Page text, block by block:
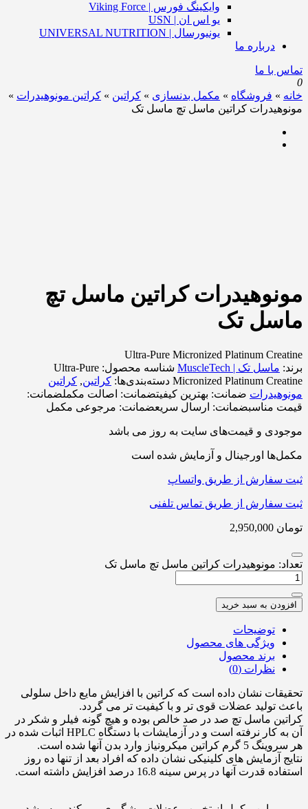
وایکینگ فورس | Viking Force
یو اس ان | USN
یونیورسال | UNIVERSAL NUTRITION
درباره ما
تماس با ما
0
خانه » فروشگاه » مکمل بدنسازی » کراتین » کراتین مونوهیدرات »
مونوهیدرات کراتین ماسل تچ ماسل تک
مونوهیدرات کراتین ماسل تچ
ماسل تک
Ultra-Pure Micronized Platinum Creatine
برند: ماسل تک | MuscleTech شناسه محصول: Ultra-Pure
Micronized Platinum Creatine دسته‌بندی‌ها: کراتین, کراتین
مونوهیدرات ضمانت: بهترین کیفیتضمانت: اصالت مکملضمانت:
قیمت مناسبضمانت: ارسال سریعضمانت: مرجوعی مکمل
موجودی و قیمت‌های سایت به روز می باشد
مکمل‌ها اورجینال و آزمایش شده است
ثبت سفارش از طریق واتساپ
ثبت سفارش از طریق تماس تلفنی
تومان
تعداد: مونوهیدرات کراتین ماسل تچ ماسل تک
افزودن به سبد خرید
توضیحات
ویژگی های محصول
برند محصول
نظرات (0)
تحقیقات نشان داده است که کراتین با افزایش مایع داخل سلولی
باعث تولید عضلات قوی تر و با کیفیت تر می گردد.
کراتین ماسل تچ صد در صد خالص بوده و هیچ گونه فیلر و شکر در
آن به کار نرفته است و در آزمایشات با دستگاه HPLC اثبات شده در
هر سروینگ 5 گرم کراتین میکرونیاز وارد بدن آنها شده است.
نتایج آزمایش های کلینیکی نشان داده که افراد بعد از تنها ده روز
استفاده قدرت آنها در پرس سینه 16.8 درصد افزایش داشته است.